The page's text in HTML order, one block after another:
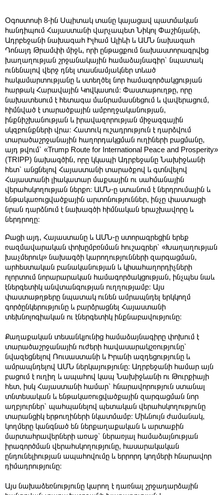
Օգոստոսի 8-ին Սպիտակ տանը կայացավ պատմական
հանդիպում Հայաստանի վարչապետ Նիկոլ Փաշինյանի,
Ադրբեջանի նախագահ Իլհամ Ալիևի և ԱՄՆ նախագահ
Դոնալդ Թրամփի միջև, որի ընթացքում նախաստորագրվեց
խաղաղության շրջանակային համաձայնագիր՝ նպատակ
ունենալով վերջ դնել տասնամյակներ տևած
հակամարտությանը և ստեղծել նոր համագործակցության
հարթակ Հարավային Կովկասում։ Փաստաթուղթը, որը
նախատեսում է հետագա մանրամասնեցում և վավերացում,
հիմնված է տարածքային ամբողջականության,
ինքնիշխանության և իրավազորության միջազգային
սկզբունքների վրա։ Հատուկ ուշադրություն է դարձվում
տարածաշրջանային հաղորդակցման ուղիների բացմանը,
այդ թվում՝ «Trump Route for International Peace and Prosperity»
(TRIPP) նախագծին, որը կկապի Ադրբեջանը Նախիջևանի
հետ՝ անցնելով Հայաստանի տարածքով և գտնվելով
Հայաստանի լիակատար մաքսային ու սահմանային
վերահսկողության ներքո։ ԱՄՆ-ը ստանում է ներդրումային և
ենթակառուցվածքային արտոնություններ, ինչը փաստացի
նրան դարձնում է նախագծի հիմնական երաշխավորը և
ներդրողը։
Բացի այդ, Հայաստանը և ԱՄՆ-ը ստորագրեցին երեք
ռազմավարական փոխըմբռնման հուշագրեր՝ «Խաղաղության
խաչմերուկ» նախագծի կարողությունների զարգացման,
արհեստական բանականության և կիսահաղորդիչների
ոլորտում նորարարական համագործակցության, ինչպես նաև
էներգետիկ անվտանգության ուղղությամբ։ Այս
փաստաթղթերը նպատակ ունեն ամրապնդել երկկողմ
գործընկերությունը և բարձրացնել Հայաստանի
տեխնոլոգիական ու էներգետիկ ինքնաբավությունը։
Քաղաքական տեսանկյունից համաձայնագիրը փոխում է
տարածաշրջանային ուժերի հավասարակշռությունը՝
նվազեցնելով Ռուսաստանի և Իրանի ազդեցությունը և
ամրապնդելով ԱՄՆ ներկայությունը։ Ադրբեջանի համար այն
բացում է ուղիղ և ապահով կապ Նախիջևանի ու Թուրքիայի
հետ, իսկ Հայաստանի համար՝ հնարավորություն ստանալ
տնտեսական և ենթակառուցվածքային զարգացման նոր
աղբյուրներ՝ պահպանելով պետական վերահսկողությունը
տարանցիկ երթուղիների նկատմամբ։ Միևնույն ժամանակ,
կողմերը կանգնած են ներքաղաքական և արտաքին
մարտահրավերների առաջ՝ ներառյալ համաձայնության
իրագործման վերահսկողությունը, հասարակական
ընդունելիության ապահովումը և երրորդ կողմերի հնարավոր
դիմադրությունը։
Այս նախաձեռնությունը կարող է դառնալ շրջադարձային